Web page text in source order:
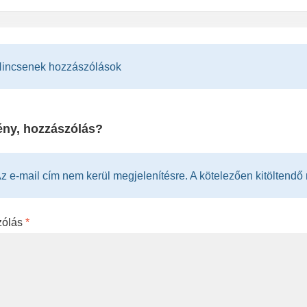
hozzászólások
hozzászólás?
e-mail cím nem kerül megjelenítésre. A kötelezően
*